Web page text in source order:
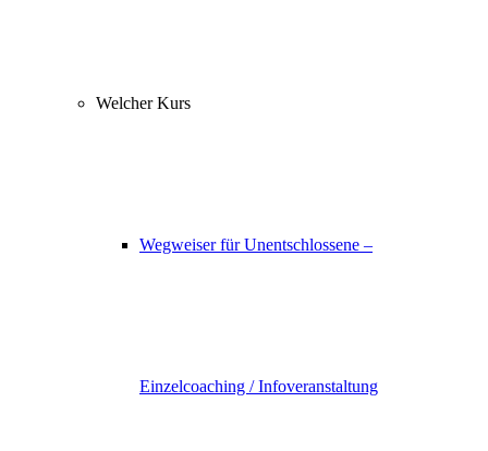
Welcher Kurs
Wegweiser für Unentschlossene –
Einzelcoaching / Infoveranstaltung